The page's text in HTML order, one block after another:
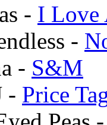
- I Love
-
- S&M
- Price